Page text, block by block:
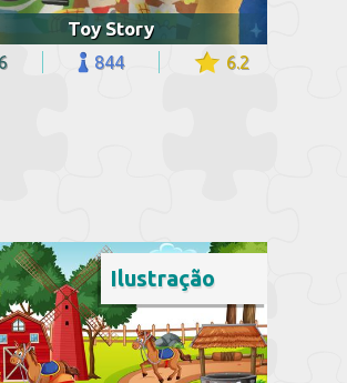
Toy Story
6 844 6.2
Ilustração